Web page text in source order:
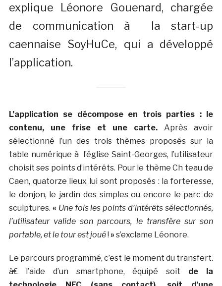
explique Léonore Gouenard, chargée
de communication à la start-up
caennaise SoyHuCe, qui a développé
l’application.
L’application se décompose en trois parties : le
contenu, une frise et une carte. Après avoir
sélectionné l’un des trois thèmes proposés sur la
table numérique à l’église Saint-Georges, l’utilisateur
choisit ses points d’intérêts. Pour le thème Ch teau de
Caen, quatorze lieux lui sont proposés : la forteresse,
le donjon, le jardin des simples ou encore le parc de
sculptures. « Une fois les points d’intérêts sélectionnés,
l’utilisateur valide son parcours, le transfère sur son
portable, et le tour est joué! » s’exclame Léonore.
Le parcours programmé, c’est le moment du transfert.
à€ l’aide d’un smartphone, équipé soit de la